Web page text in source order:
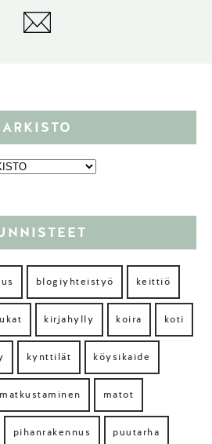
ARKISTO
blogiyhteistyö keittiö
kirjahylly koira koti
kynttilät köysikaide
matkustaminen matot
pihanrakennus puutarha